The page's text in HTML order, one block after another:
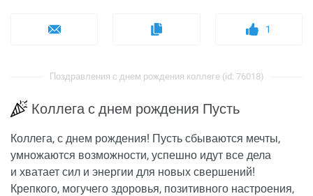
1
Поздравления с днем рождения коллеге (id: 76018)
Коллега с днем рождения Пусть
Коллега, с днем рождения! Пусть сбываются мечты,
умножаются возможности, успешно идут все дела
и хватает сил и энергии для новых свершений!
Крепкого, могучего здоровья, позитивного настроения,